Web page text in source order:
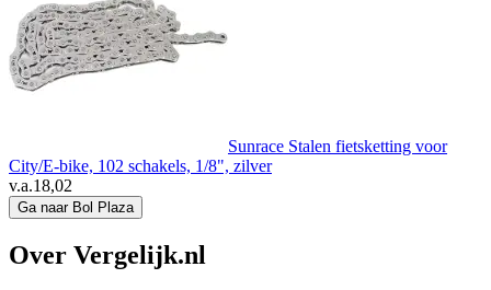
Sunrace Stalen fietsketting voor
City/E-bike, 102 schakels, 1/8", zilver
v.a.18,02
Ga naar Bol Plaza
Over Vergelijk.nl